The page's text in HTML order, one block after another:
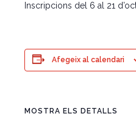
Inscripcions del 6 al 21
Afegeix al calendari
MOSTRA ELS DETALLS